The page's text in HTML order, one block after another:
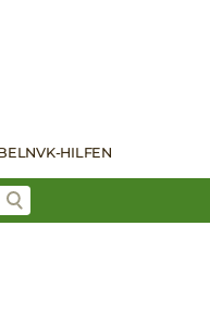
VK-HILFEN